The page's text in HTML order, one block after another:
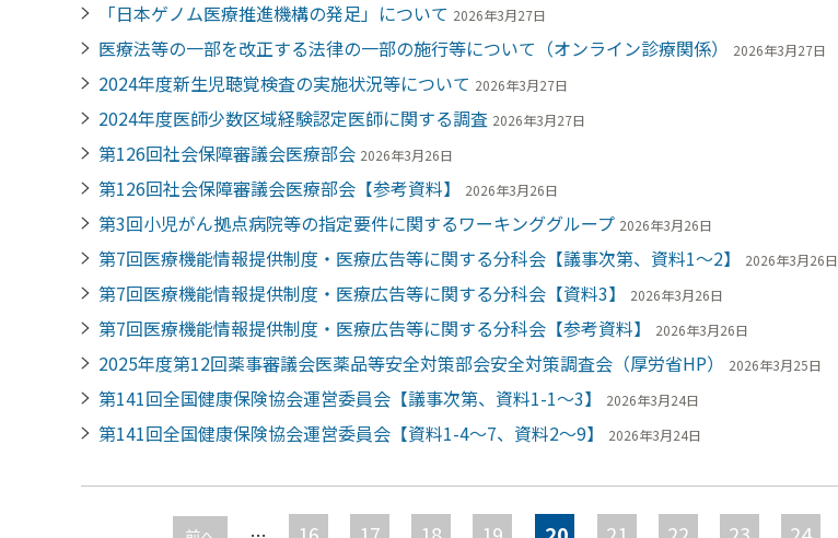
「日本ゲノム医療推進機構の発足」について 2026年3月27日
医療法等の一部を改正する法律の一部の施行等について（オンライン診療関係） 2026年3月27日
2024年度新生児聴覚検査の実施状況等について 2026年3月27日
2024年度医師少数区域経験認定医師に関する調査 2026年3月27日
第126回社会保障審議会医療部会 2026年3月26日
第126回社会保障審議会医療部会【参考資料】 2026年3月26日
第3回小児がん拠点病院等の指定要件に関するワーキンググループ 2026年3月26日
第7回医療機能情報提供制度・医療広告等に関する分科会【議事次第、資料1～2】 2026年3月26日
第7回医療機能情報提供制度・医療広告等に関する分科会【資料3】 2026年3月26日
第7回医療機能情報提供制度・医療広告等に関する分科会【参考資料】 2026年3月26日
2025年度第12回薬事審議会医薬品等安全対策部会安全対策調査会（厚労省HP） 2026年3月25日
第141回全国健康保険協会運営委員会【議事次第、資料1-1～3】 2026年3月24日
第141回全国健康保険協会運営委員会【資料1-4～7、資料2～9】 2026年3月24日
ペ